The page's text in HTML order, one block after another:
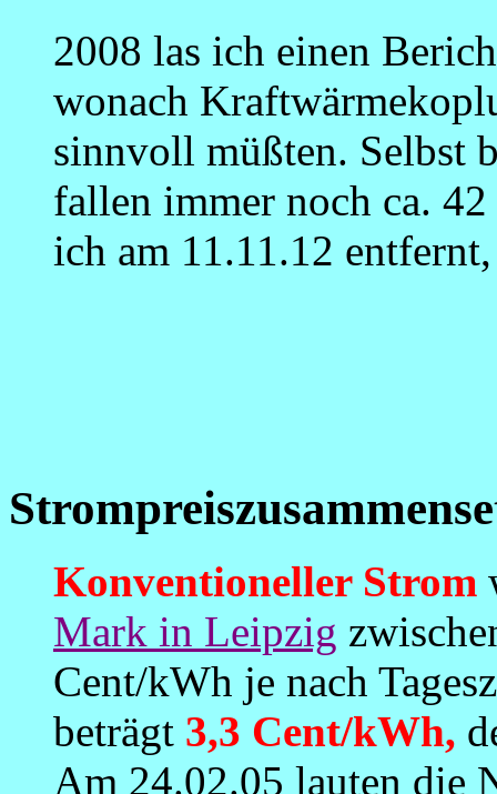
2008 las ich einen
wonach
sinnvoll müßten. Selbst
fallen immer noch ca.
ich am 11.11.12
Konventioneller Strom
Mark in Leipzig
Cent/kWh je nach
beträgt 3,3 Cent/kWh,
Am 24.02.05 lauten die